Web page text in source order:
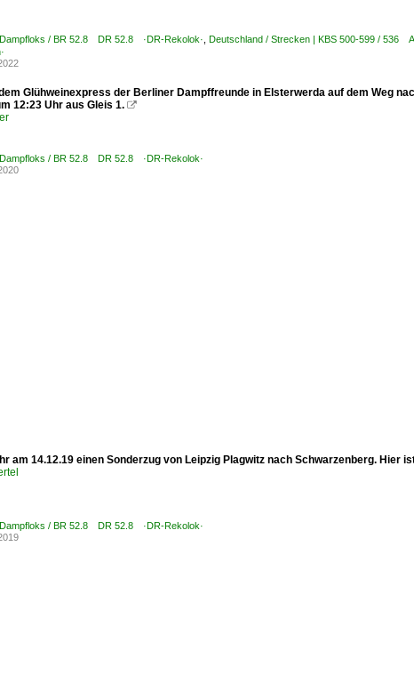
/ BR 52.8 DR 52.8 ·DR-Rekolok· Deutschland / Strecken | KBS 500-599 / 536
Glühweinexpress der Berliner Dampffreunde in Elsterwerda auf dem Weg
12:23 Uhr aus Gleis 1. 
/ BR 52.8 DR 52.8 ·DR-Rekolok·
am 14.12.19 einen Sonderzug von Leipzig Plagwitz nach Schwarzenberg. Hier
/ BR 52.8 DR 52.8 ·DR-Rekolok·